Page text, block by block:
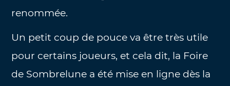
renommée.
Un petit coup de pouce va être très utile
pour certains joueurs, et cela dit, la Foire
de Sombrelune a été mise en ligne dès la